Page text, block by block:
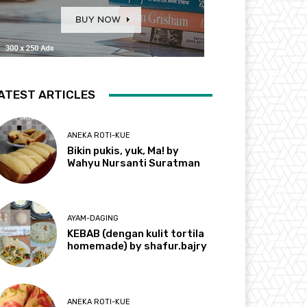
ARTICLES
ANEKA ROTI-KUE
Bikin pukis, yuk, Ma! by
Wahyu Nursanti Suratman
AYAM-DAGING
KEBAB (dengan kulit tortila
homemade) by shafur.bajry
ANEKA ROTI-KUE